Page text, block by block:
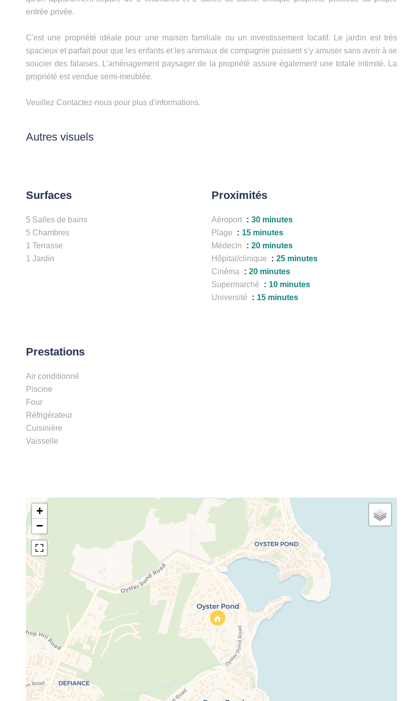
entrée privée.
C'est une propriété idéale pour une maison familiale ou un investissement locatif. Le jardin est très
spacieux et parfait pour que les enfants et les animaux de compagnie puissent s'y amuser sans avoir à se
soucier des falaises. L'aménagement paysager de la propriété assure également une totale intimité. La
propriété est vendue semi-meublée.
Veuillez Contactez-nous pour plus d'informations.
Autres visuels
Surfaces
5 Salles de bains
5 Chambres
1 Terrasse
1 Jardin
Proximités
Aéroport
30 minutes
Plage
15 minutes
Médecin
20 minutes
Hôpital/clinique
25 minutes
Cinéma
20 minutes
Supermarché
10 minutes
Université
15 minutes
Prestations
Air conditionné
Piscine
Four
Réfrigérateur
Cuisinière
Vaisselle
+
−